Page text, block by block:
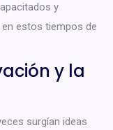
y
estos tiempos de
y la
surgían ideas